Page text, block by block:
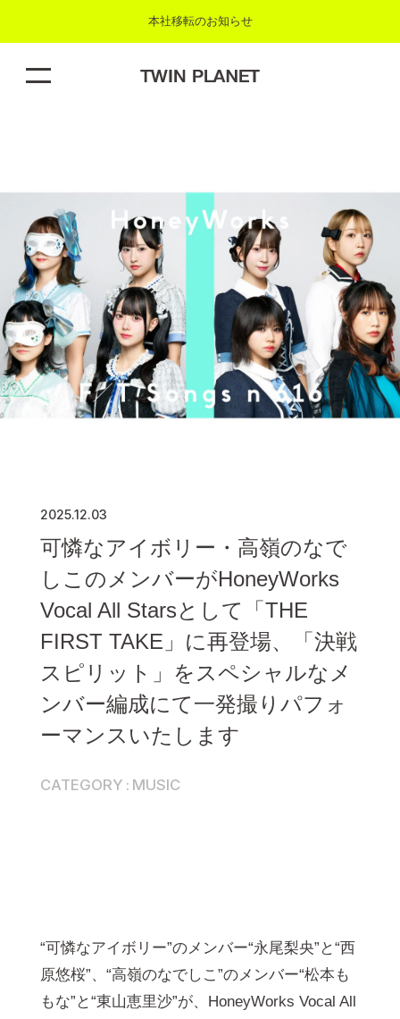
本社移転のお知らせ
2025.12.03
可憐なアイボリー・高嶺のなで
しこのメンバーがHoneyWorks
Vocal All Starsとして「THE
FIRST TAKE」に再登場、「決戦
スピリット」をスペシャルなメ
ンバー編成にて一発撮りパフォ
ーマンスいたします
CATEGORY MUSIC
“可憐なアイボリー”のメンバー“永尾梨央”と“西
原悠桜”、“高嶺のなでしこ”のメンバー“松本も
もな”と“東山恵里沙”が、HoneyWorks Vocal All